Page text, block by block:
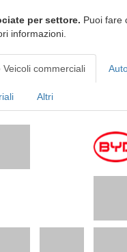
per settore. Puoi fare
informazioni.
commerciali
Altri